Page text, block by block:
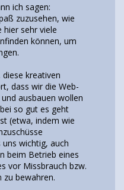
ich sagen:
zuzusehen, wie
hier sehr viele
können, um
diese kreativen
dass wir die Web-
ausbauen wollen
so gut es geht
(etwa, indem wie
wichtig, auch
beim Betrieb eines
vor Missbrauch bzw.
bewahren.